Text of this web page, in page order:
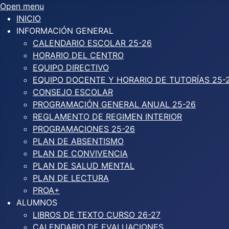
Open menu
INICIO
INFORMACIÓN GENERAL
CALENDARIO ESCOLAR 25-26
HORARIO DEL CENTRO
EQUIPO DIRECTIVO
EQUIPO DOCENTE Y HORARIO DE TUTORÍAS 25-
CONSEJO ESCOLAR
PROGRAMACIÓN GENERAL ANUAL 25-26
REGLAMENTO DE REGIMEN INTERIOR
PROGRAMACIONES 25-26
PLAN DE ABSENTISMO
PLAN DE CONVIVENCIA
PLAN DE SALUD MENTAL
PLAN DE LECTURA
PROA+
ALUMNOS
LIBROS DE TEXTO CURSO 26-27
CALENDARIO DE EVALUACIONES